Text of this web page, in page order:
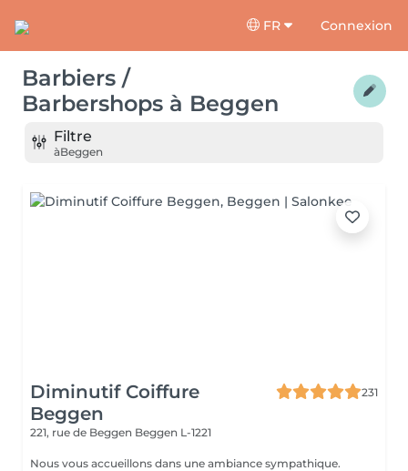
FR Connexion
Barbiers /
Barbershops à Beggen
Filtre
àBeggen
Diminutif Coiffure
Beggen
231
221, rue de Beggen Beggen L-1221
Nous vous accueillons dans une ambiance sympathique.